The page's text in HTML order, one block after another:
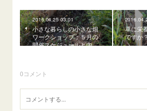
2016.04.25 03:01
小さな暮らしの小さな畑
ワークショップ：５月の
開催スケジュールと内…
草に栄
ですか
0コメント